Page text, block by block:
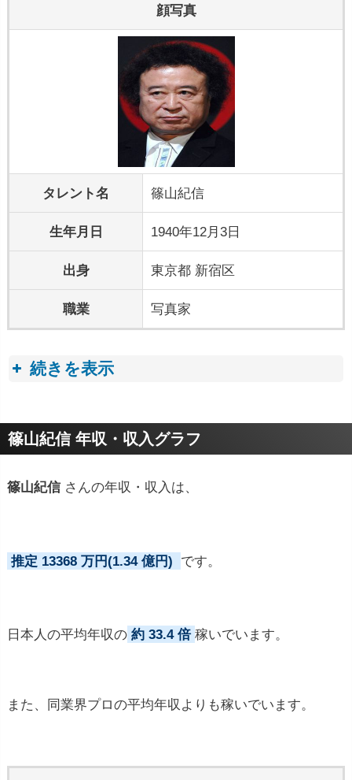
顔写真
タレント名 篠山紀信
生年月日 1940年12月3日
出身 東京都 新宿区
職業 写真家
続きを表示
プロフィールトピック
篠山紀信 年収・収入グラフ
篠山紀信 さんの年収・収入は、
推定 13368 万円(1.34 億円) です。
日本人の平均年収の 約 33.4 倍 稼いでいます。
また、同業界プロの平均年収よりも稼いでいます。